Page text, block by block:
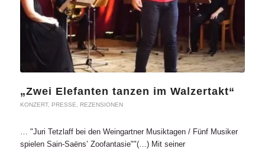
„Zwei Elefanten tanzen im Walzertakt“
KONZERT, PRESSE REZENSIONEN
… "Juri Tetzlaff bei den Weingartner Musiktagen / Fünf Musiker
spielen Sain-Saëns’ Zoofantasie""(…) Mit seiner